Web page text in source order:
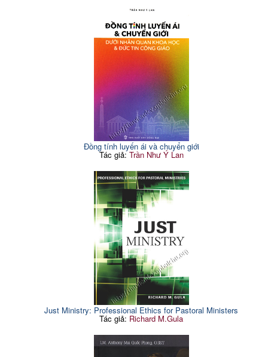
Đồng tính luyến ái và chuyển giới
Tác giả:Trần Như Ý Lan
Just Ministry: Professional Ethics for Pastoral Ministers
Tác giả: Richard M.Gula